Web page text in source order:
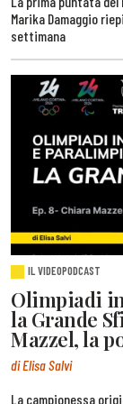
Marika Damaggio
settimana
IL VIDEOPODCAST
Olimpiadi
la Grande
Mazzel, la
di Elisa Salvi
La campionessa